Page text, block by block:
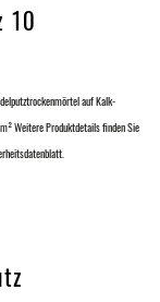
10
auf Kalk-
Weitere Produktdetails finden Sie